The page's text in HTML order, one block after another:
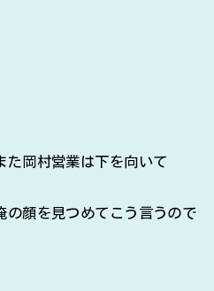
た岡村営業は下を向いて
の顔を見つめてこう言うので